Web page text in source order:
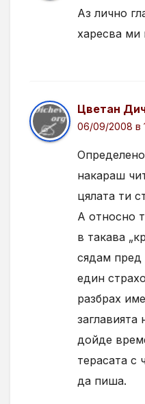
Аз лично
харесва
Цветан
06/09/2008 в
накараш
цялата ти
А относно
в такава
сядам
един
разбрах
заглавията
дойде
терасата с
да пиша.